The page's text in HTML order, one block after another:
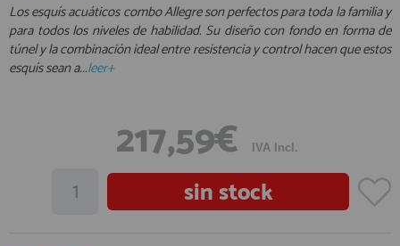
Los esquís acuáticos combo Allegre son perfectos para toda la familia y
para todos los niveles de habilidad. Su diseño con fondo en forma de
túnel y la combinación ideal entre resistencia y control hacen que estos
esquís sean a...leer+
217,59€ IVA Incl.